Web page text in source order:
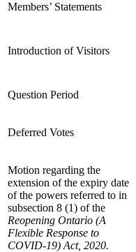
Members’ Statements
Introduction of Visitors
Question Period
Deferred Votes
Motion regarding the
extension of the expiry date
of the powers referred to in
subsection 8 (1) of the
Reopening Ontario (A
Flexible Response to
COVID-19) Act, 2020.